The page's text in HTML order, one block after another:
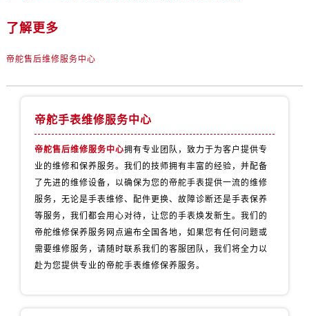
陕西省延安市宝塔区中心街帝舵售后服务中心（需提前预约）
新疆维吾尔自治区阜康市博峰路帝舵售后服务中心（需提前预约）
了解更多
帝舵售后维修服务中心
帝舵手表维修服务中心
帝舵售后维修服务中心拥有专业团队，致力于为客户提供专
业的维修和保养服务。我们的技师拥有丰富的经验，并配备
了先进的维修设备，以确保为您的帝舵手表提供一流的维修
服务，无论是手表维修、配件更换、故障诊断还是手表保养
等服务，我们都会用心对待，让您的手表焕发新生。我们的
帝舵维修保养服务网点遍布全国各地，如果您有任何问题或
需要维修服务，请随时联系我们的客服团队，我们将全力以
赴为您提供专业的帝舵手表维修保养服务。